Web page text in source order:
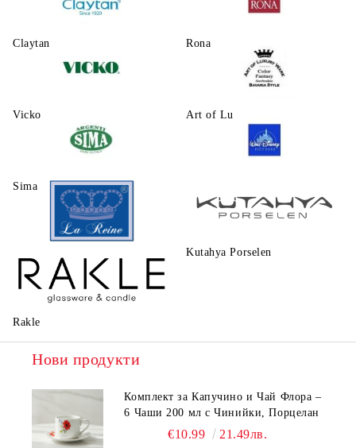
Claytаn Rona
Vicko Art of Luxury Ware
Sima
La Reine Kutahya Porselen
Rakle
Нови продукти
Комплект за Капучино и Чай Флора –
6 Чаши 200 мл с Чинийки, Порцелан
€10.99 21.49лв.